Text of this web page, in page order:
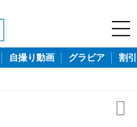
自撮り動画 グラビア 割